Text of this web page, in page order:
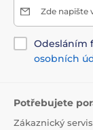
ilustrativní
Produkt je
Zde napište
Odesláním
osobních
Potřebujete
Zákaznický